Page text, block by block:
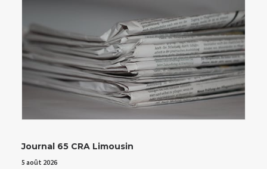
Journal 65 CRA Limousin
5 août 2026